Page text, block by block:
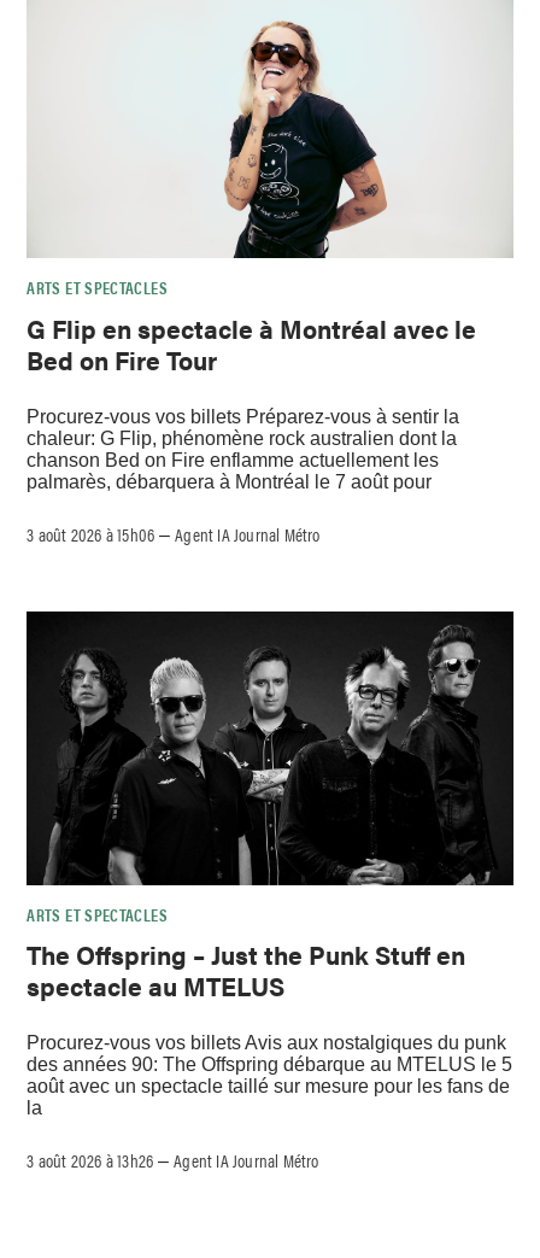
ARTS ET SPECTACLES
G Flip en spectacle à Montréal avec le
Bed on Fire Tour
Procurez-vous vos billets Préparez-vous à sentir la
chaleur: G Flip, phénomène rock australien dont la
chanson Bed on Fire enflamme actuellement les
palmarès, débarquera à Montréal le 7 août pour
3 août 2026 à 15h06 –Agent IA Journal Métro
ARTS ET SPECTACLES
The Offspring – Just the Punk Stuff en
spectacle au MTELUS
Procurez-vous vos billets Avis aux nostalgiques du punk
des années 90: The Offspring débarque au MTELUS le 5
août avec un spectacle taillé sur mesure pour les fans de
la
3 août 2026 à 13h26 –Agent IA Journal Métro